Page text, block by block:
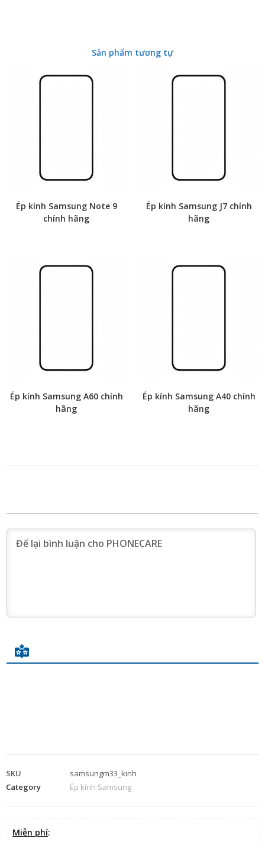
Sản phẩm tương tự
Ép kính Samsung Note 9
chính hãng
Ép kính Samsung J7 chính
hãng
Ép kính Samsung A60 chính
hãng
Ép kính Samsung A40 chính
hãng
SKU
samsungm33_kinh
Category
Ép kính Samsung
Miễn phí: